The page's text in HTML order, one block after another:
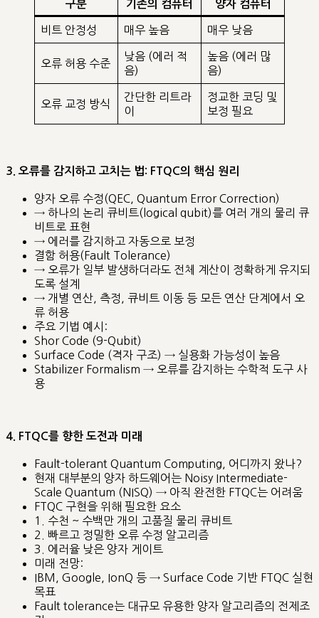
구분 기존의 컴퓨터 양자 컴퓨터
비트 안정성 매우 높음 매우 낮음
오류 허용 수준
낮음 (에러 적
음)
높음 (에러 많
음)
오류 교정 방식
간단한 리트라
이
정교한 코딩 및
보정 필요
3. 오류를 감지하고 고치는 법: FTQC의 핵심 원리
양자 오류 수정(QEC, Quantum Error Correction)
→ 하나의 논리 큐비트(logical qubit)를 여러 개의 물리 큐
비트로 표현
→ 에러를 감지하고 자동으로 보정
결함 허용(Fault Tolerance)
→ 오류가 일부 발생하더라도 전체 계산이 정확하게 유지되
도록 설계
→ 개별 연산, 측정, 큐비트 이동 등 모든 연산 단계에서 오
류 허용
주요 기법 예시:
Shor Code (9-Qubit)
Surface Code (격자 구조) → 실용화 가능성이 높음
Stabilizer Formalism → 오류를 감지하는 수학적 도구 사
용
4. FTQC를 향한 도전과 미래
Fault-tolerant Quantum Computing, 어디까지 왔나?
현재 대부분의 양자 하드웨어는 Noisy Intermediate-
Scale Quantum (NISQ) → 아직 완전한 FTQC는 어려움
FTQC 구현을 위해 필요한 요소
1. 수천 ~ 수백만 개의 고품질 물리 큐비트
2. 빠르고 정밀한 오류 수정 알고리즘
3. 에러율 낮은 양자 게이트
미래 전망:
IBM, Google, IonQ 등 → Surface Code 기반 FTQC 실현
목표
Fault tolerance는 대규모 유용한 양자 알고리즘의 전제조